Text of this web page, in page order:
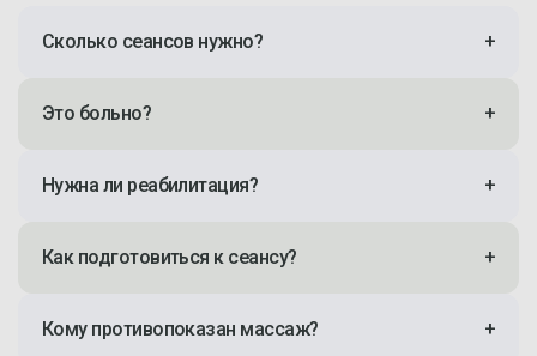
Сколько сеансов нужно? +
Это больно? +
Нужна ли реабилитация? +
Как подготовиться к сеансу? +
Кому противопоказан массаж? +